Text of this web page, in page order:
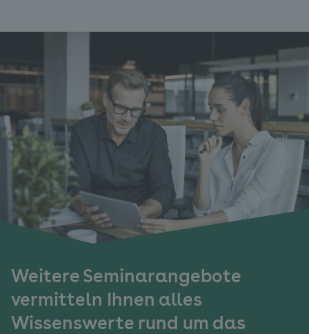
Weitere Seminarangebote
vermitteln Ihnen alles
Wissenswerte rund um das